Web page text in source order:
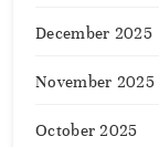
December 2025
November 2025
October 2025